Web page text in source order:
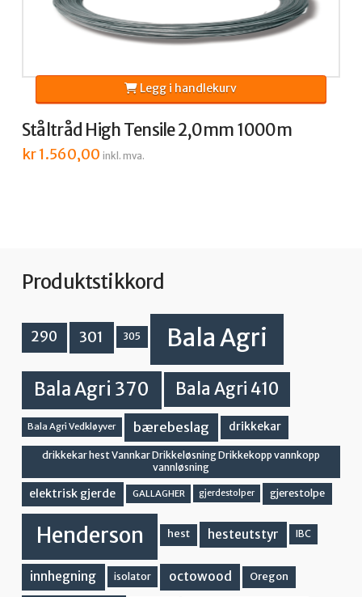
Ståltråd High Tensile 2,0mm 1000m
kr1.560,00 inkl. mva.
Legg i handlekurv
Produktstikkord
290 301 305 Bala Agri
Bala Agri 370 Bala Agri 410
Bala Agri Vedkløyver bærebeslag drikkekar
drikkekar hest Vannkar Drikkeløsning Drikkekopp vannkopp
vannløsning
elektrisk gjerde GALLAGHER gjerdestolper gjerestolpe
Henderson hest hesteutstyr IBC
innhegning isolator octowood Oregon